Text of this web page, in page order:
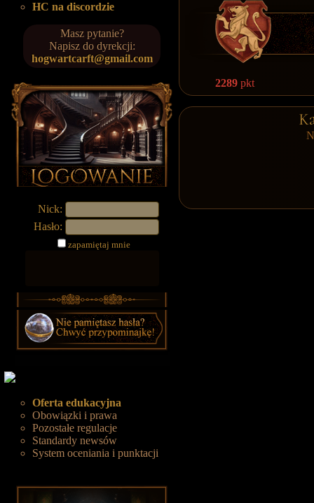
HC na discordzie
Masz pytanie?
Napisz do dyrekcji:
hogwartcarft@gmail.com
Nick:
Hasło:
zapamiętaj mnie
Oferta edukacyjna
Obowiązki i prawa
Pozostałe regulacje
Standardy newsów
System oceniania i punktacji
2289pkt